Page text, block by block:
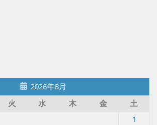
2026年8月
火 水 木 金
土
1